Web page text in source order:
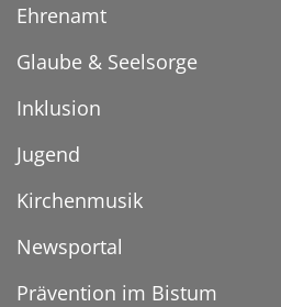
Ehrenamt
Glaube & Seelsorge
Inklusion
Jugend
Kirchenmusik
Newsportal
Prävention im Bistum